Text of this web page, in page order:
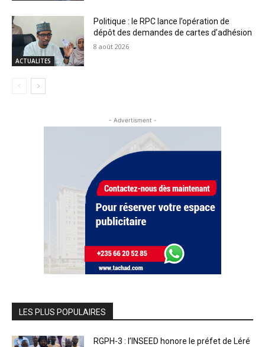
ACTUALITES
Politique : le RPC lance l’opération de
dépôt des demandes de cartes d’adhésion
8 août 2026
- Advertisment -
LES PLUS POPULAIRES
RGPH-3 : l’INSEED honore le préfet de Léré